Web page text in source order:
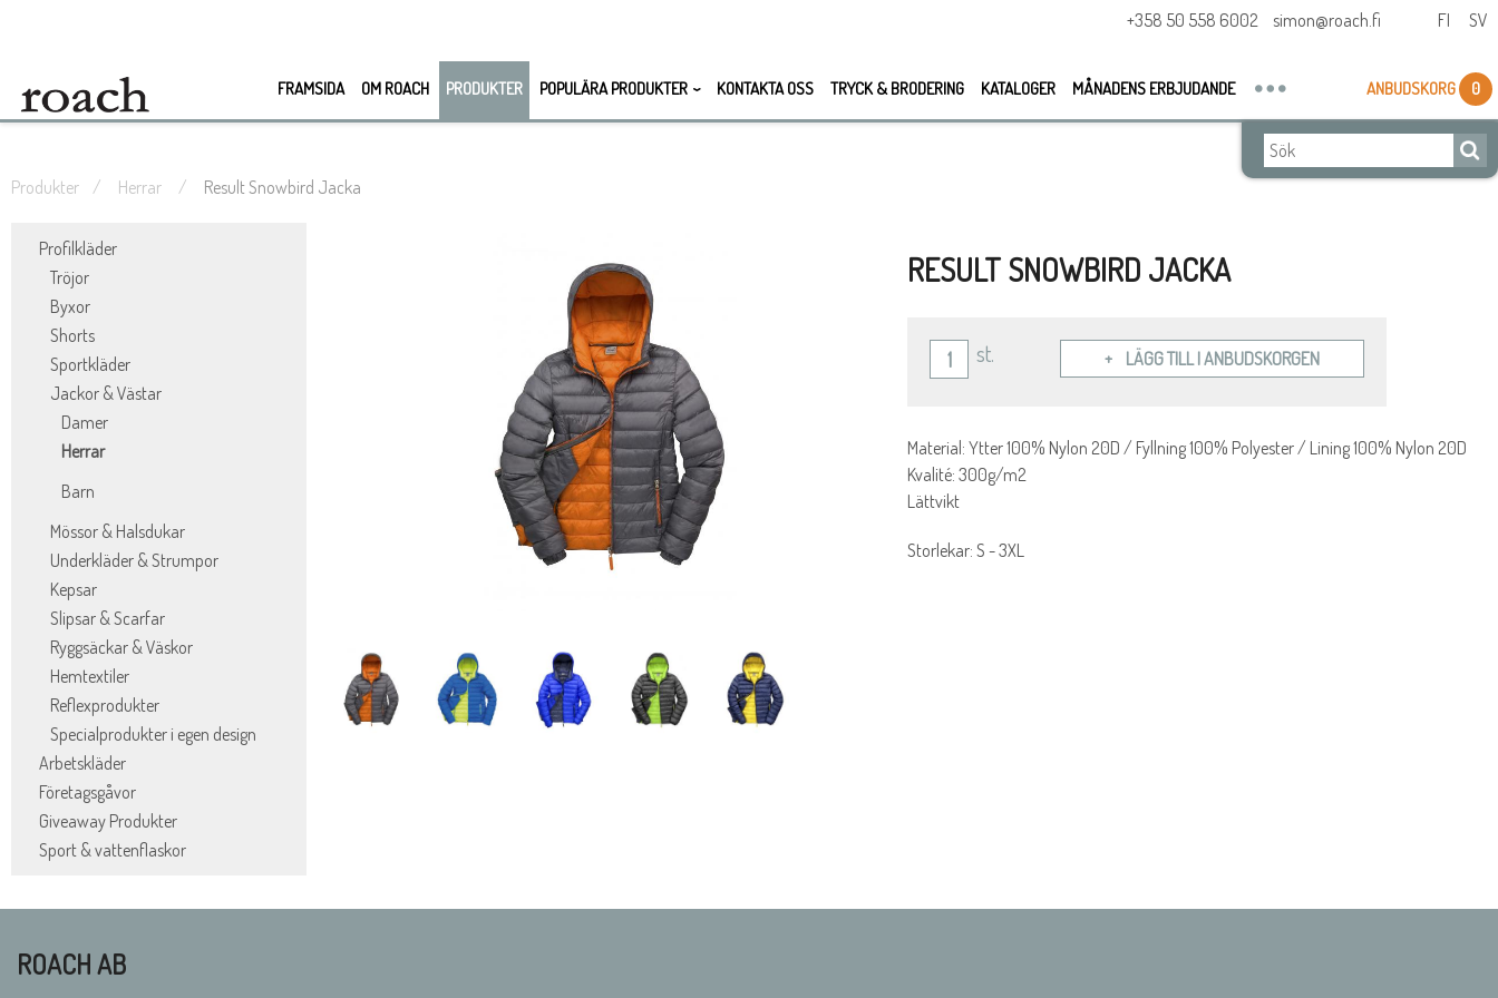
+358 50 558 6002 simon@roach.fi FI SV
FRAMSIDA OM ROACH PRODUKTER POPULÄRA PRODUKTER KONTAKTA OSS TRYCK & BRODERING KATALOGER MÅNADENS ERBJUDANDE ANBUDSKORG 0
Produkter Herrar Result Snowbird Jacka
Profilkläder
Tröjor
Byxor
Shorts
Sportkläder
Jackor & Västar
Damer
Herrar
Barn
Mössor & Halsdukar
Underkläder & Strumpor
Kepsar
Slipsar & Scarfar
Ryggsäckar & Väskor
Hemtextiler
Reflexprodukter
Specialprodukter i egen design
Arbetskläder
Företagsgåvor
Giveaway Produkter
Sport & vattenflaskor
RESULT SNOWBIRD JACKA
st. LÄGG TILL I ANBUDSKORGEN
Material: Ytter 100% Nylon 20D / Fyllning 100% Polyester / Lining 100% Nylon 20D
Kvalité: 300g/m2
Lättvikt
Storlekar: S - 3XL
ROACH AB